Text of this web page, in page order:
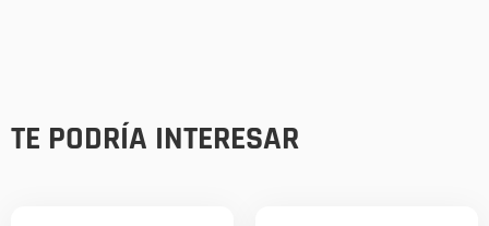
TE PODRÍA INTERESAR